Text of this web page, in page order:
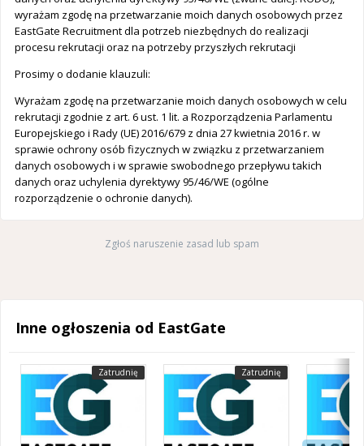
wyrażam zgodę na przetwarzanie moich danych osobowych przez
EastGate Recruitment dla potrzeb niezbędnych do realizacji
procesu rekrutacji oraz na potrzeby przyszłych rekrutacji
Prosimy o dodanie klauzuli:
Wyrażam zgodę na przetwarzanie moich danych osobowych w celu
rekrutacji zgodnie z art. 6 ust. 1 lit. a Rozporządzenia Parlamentu
Europejskiego i Rady (UE) 2016/679 z dnia 27 kwietnia 2016 r. w
sprawie ochrony osób fizycznych w związku z przetwarzaniem
danych osobowych i w sprawie swobodnego przepływu takich
danych oraz uchylenia dyrektywy 95/46/WE (ogólne
rozporządzenie o ochronie danych).
Zgłoś naruszenie zasad lub spam
Inne ogłoszenia od EastGate
Zatrudnię Zatrudnię